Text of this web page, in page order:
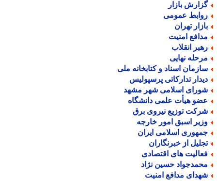
بازار
عمومی
تهران
امنیت
انقلاب
نهایی
اسناد و کتابخانه ملی
تدارکاتی پرسپولیس
اسلامی شهر مشهد
هیأت علمی دانشگاه
توزیع نیروی برق
اسبق امور خارجه
اسلامی ایران
از خبرنگاران
های اقتصادی
حسین نژاد
مدافع امنیت